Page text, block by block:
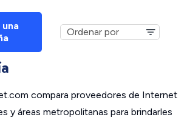
una
compara proveedores de Internet
y áreas metropolitanas para brindarles